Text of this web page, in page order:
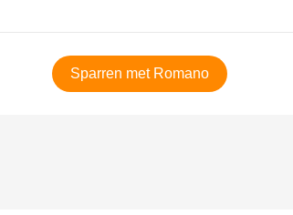
Sparren met Romano